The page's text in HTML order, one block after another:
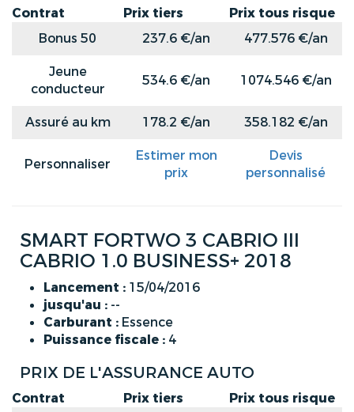
Contrat Prix tiers
Prix tous risque
Bonus 50
237.6 €/an
477.576 €/an
Jeune
conducteur
534.6 €/an 1074.546 €/an
Assuré au km 178.2 €/an 358.182 €/an
Personnaliser
Estimer mon
prix
Devis
personnalisé
SMART FORTWO 3 CABRIO III
CABRIO 1.0 BUSINESS+ 2018
Lancement : 15/04/2016
jusqu'au : --
Carburant : Essence
Puissance fiscale : 4
PRIX DE L'ASSURANCE AUTO
Contrat Prix tiers Prix tous risque